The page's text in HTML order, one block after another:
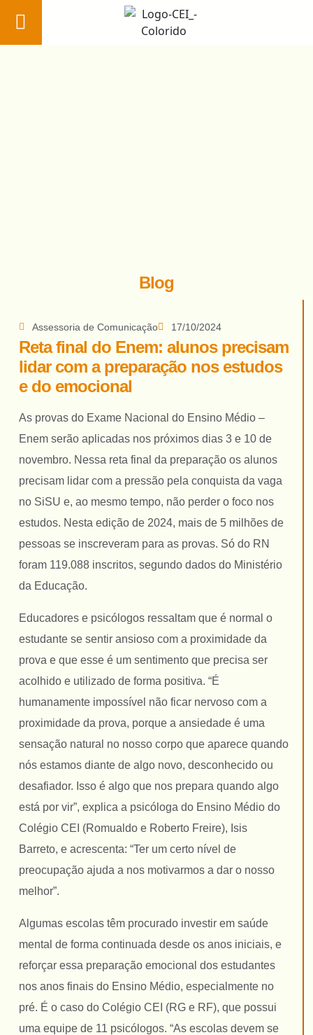
Restrita
Portal
Corporativo
Blog
Assessoria de Comunicação 17/10/2024
Reta final do Enem: alunos precisam
lidar com a preparação nos estudos
e do emocional
As provas do Exame Nacional do Ensino Médio –
Enem serão aplicadas nos próximos dias 3 e 10 de
novembro. Nessa reta final da preparação os alunos
precisam lidar com a pressão pela conquista da vaga
no SiSU e, ao mesmo tempo, não perder o foco nos
estudos. Nesta edição de 2024, mais de 5 milhões de
pessoas se inscreveram para as provas. Só do RN
foram 119.088 inscritos, segundo dados do Ministério
da Educação.
Educadores e psicólogos ressaltam que é normal o
estudante se sentir ansioso com a proximidade da
prova e que esse é um sentimento que precisa ser
acolhido e utilizado de forma positiva. “É
humanamente impossível não ficar nervoso com a
proximidade da prova, porque a ansiedade é uma
sensação natural no nosso corpo que aparece quando
nós estamos diante de algo novo, desconhecido ou
desafiador. Isso é algo que nos prepara quando algo
está por vir”, explica a psicóloga do Ensino Médio do
Colégio CEI (Romualdo e Roberto Freire), Isis
Barreto, e acrescenta: “Ter um certo nível de
preocupação ajuda a nos motivarmos a dar o nosso
melhor”.
Algumas escolas têm procurado investir em saúde
mental de forma continuada desde os anos iniciais, e
reforçar essa preparação emocional dos estudantes
nos anos finais do Ensino Médio, especialmente no
pré. É o caso do Colégio CEI (RG e RF), que possui
uma equipe de 11 psicólogos. “As escolas devem se